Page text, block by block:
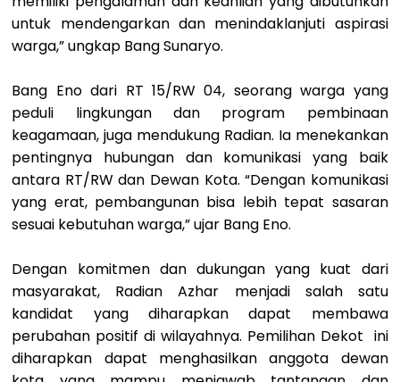
untuk mendengarkan dan menindaklanjuti aspirasi
warga,” ungkap Bang Sunaryo.
Bang Eno dari RT 15/RW 04, seorang warga yang
peduli lingkungan dan program pembinaan
keagamaan, juga mendukung Radian. Ia menekankan
pentingnya hubungan dan komunikasi yang baik
antara RT/RW dan Dewan Kota. “Dengan komunikasi
yang erat, pembangunan bisa lebih tepat sasaran
sesuai kebutuhan warga,” ujar Bang Eno.
Dengan komitmen dan dukungan yang kuat dari
masyarakat, Radian Azhar menjadi salah satu
kandidat yang diharapkan dapat membawa
perubahan positif di wilayahnya. Pemilihan Dekot ini
diharapkan dapat menghasilkan anggota dewan